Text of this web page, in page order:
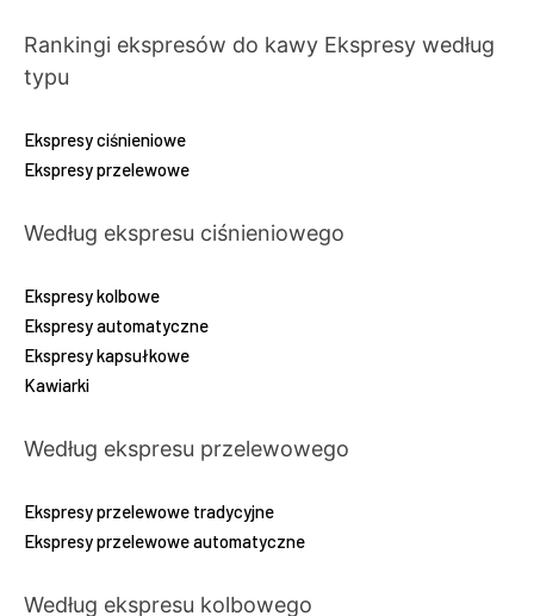
Rankingi ekspresów do kawy Ekspresy według
typu
Ekspresy ciśnieniowe
Ekspresy przelewowe
Według ekspresu ciśnieniowego
Ekspresy kolbowe
Ekspresy automatyczne
Ekspresy kapsułkowe
Kawiarki
Według ekspresu przelewowego
Ekspresy przelewowe tradycyjne
Ekspresy przelewowe automatyczne
Według ekspresu kolbowego